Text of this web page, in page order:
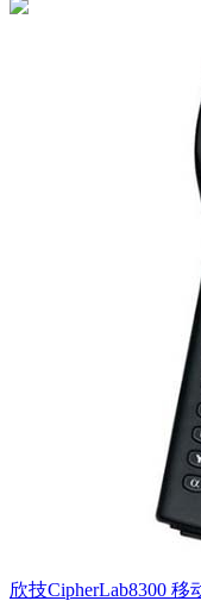
欣技CipherLab8300 移